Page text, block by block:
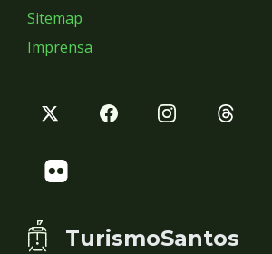
Sitemap
Imprensa
TurismoSantos